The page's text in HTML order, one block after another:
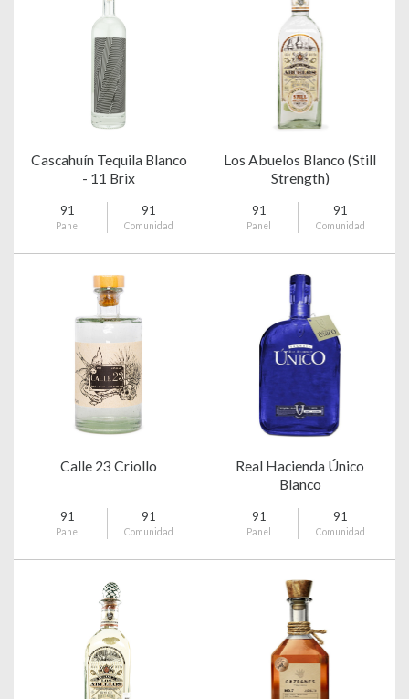
Cascahuín Tequila Blanco
- 11 Brix
91
Panel
91
Comunidad
Los Abuelos Blanco (Still
Strength)
91
Panel
91
Comunidad
Calle 23 Criollo
91
Panel
91
Comunidad
Real Hacienda Único
Blanco
91
Panel
91
Comunidad